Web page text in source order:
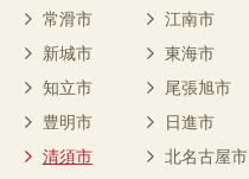
常滑市
江南市
新城市
東海市
知立市
尾張旭市
豊明市
日進市
清須市
北名古屋市